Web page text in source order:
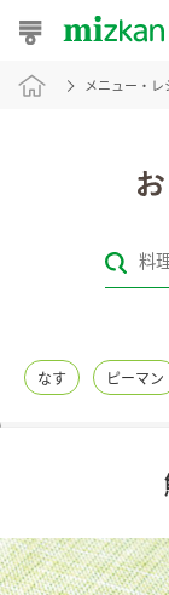
おうちレ
レシピカテゴリ
レシピ名特集
商品カテゴリ
メニュー・レ
なす ピーマン